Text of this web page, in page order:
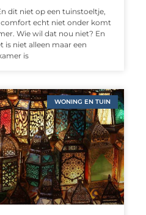
dit niet op een tuinstoeltje,
comfort echt niet onder komt
Wie wil dat nou niet? En
is niet alleen maar een
is
WONING EN TUIN